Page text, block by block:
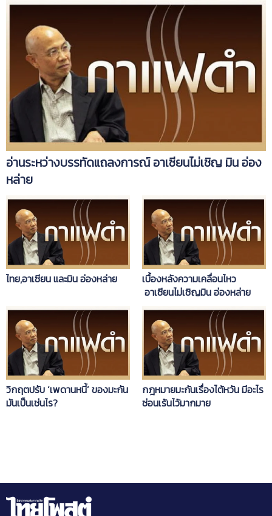
อ่านระหว่างบรรทัดแถลงการณ์ อาเซียนไม่เชิญ มิน อ่อง
หล่าย
ไทย,อาเซียน และมิน อ่องหล่าย
เบื้องหลังความเคลื่อนไหว
อาเซียนไม่เชิญมิน อ่องหล่าย
วิกฤตปรับ ‘เพดานหนี้’ ของมะกัน
มันเป็นเช่นไร?
กฎหมายมะกันเรื่องไต้หวัน มีอะไร
ซ่อนเร้นไว้มากมาย